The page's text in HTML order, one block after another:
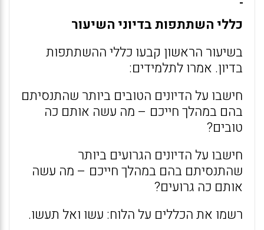
כללי השתתפות בדיוני השיעור
בשיעור הראשון קבעו כללי ההשתתפות
בדיון. אמרו לתלמידים:
חישבו על הדיונים הטובים ביותר שהתנסיתם
בהם במהלך חייכם – מה עשה אותם כה
טובים?
חישבו על הדיונים הגרועים ביותר
שהתנסיתם בהם במהלך חייכם – מה עשה
אותם כה גרועים?
רשמו את הכללים על הלוח: עשו ואל תעשו.